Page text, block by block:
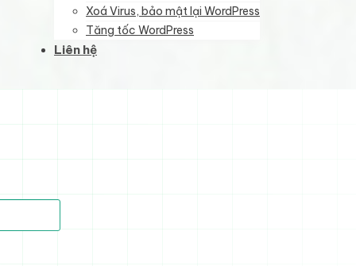
Xoá Virus, bảo mật lại WordPress
Tăng tốc WordPress
Liên hệ